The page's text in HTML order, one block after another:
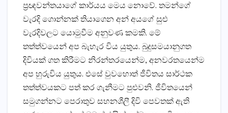
ප්‍රඥවන්තයාගේ කාර්යය මෙය නොවේ. තමන්ගේ
වැරදි ගොන්නක්‌ තියාගෙන අන් අයගේ සුළු
වැරදිවලට යොමුවීම අනුවණ කමකි. මේ
තත්ත්වයෙන් අප බැහැර විය යුතුය. බුදුසමයානුගත
දිවියක්‌ ගත කිරීමට නිරන්තරයෙන්ම, අනවරතයෙන්ම
අප හුරුවිය යුතුය. එසේ වුවහොත් ජීවිතය සාර්ථක
තත්ත්වයකට පත් කර ගැනීමට පුළුවනි. ජීවිතයෙන්
සමුගන්නට පෙරාතුව සහනශීලී දිවි පෙවතක්‌ ඇති